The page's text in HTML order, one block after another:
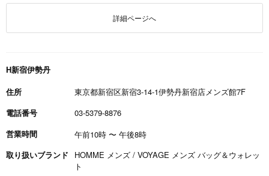
詳細ページへ
H新宿伊勢丹
住所
東京都新宿区新宿3-14-1伊勢丹新宿店メンズ館7F
電話番号
03-5379-8876
営業時間
午前10時 〜 午後8時
取り扱いブランド
HOMME メンズ / VOYAGE メンズ バッグ＆ウォレッ
ト